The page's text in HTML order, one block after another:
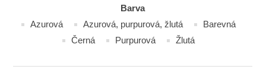
Barva
Azurová
Azurová, purpurová, žlutá
Barevná
Černá
Purpurová Žlutá